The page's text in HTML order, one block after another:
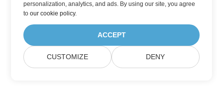
personalization, analytics, and ads. By using our site, you agree
toour cookie policy.
ACCEPT
CUSTOMIZE DENY